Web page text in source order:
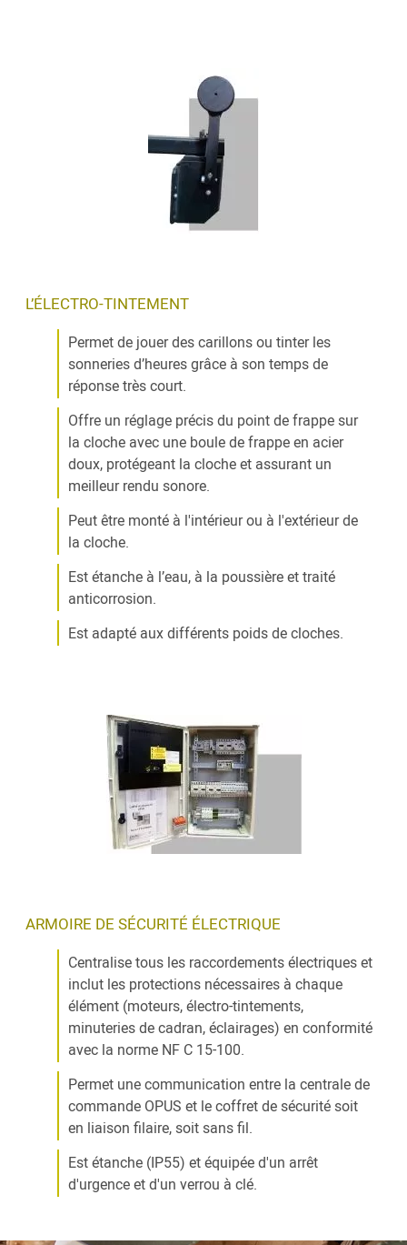
L’ÉLECTRO-TINTEMENT
Permet de jouer des carillons ou tinter les
sonneries d’heures grâce à son temps de
réponse très court.
Offre un réglage précis du point de frappe sur
la cloche avec une boule de frappe en acier
doux, protégeant la cloche et assurant un
meilleur rendu sonore.
Peut être monté à l'intérieur ou à l'extérieur de
la cloche.
Est étanche à l’eau, à la poussière et traité
anticorrosion.
Est adapté aux différents poids de cloches.
ARMOIRE DE SÉCURITÉ ÉLECTRIQUE
Centralise tous les raccordements électriques et
inclut les protections nécessaires à chaque
élément (moteurs, électro-tintements,
minuteries de cadran, éclairages) en conformité
avec la norme NF C 15-100.
Permet une communication entre la centrale de
commande OPUS et le coffret de sécurité soit
en liaison filaire, soit sans fil.
Est étanche (IP55) et équipée d'un arrêt
d'urgence et d'un verrou à clé.